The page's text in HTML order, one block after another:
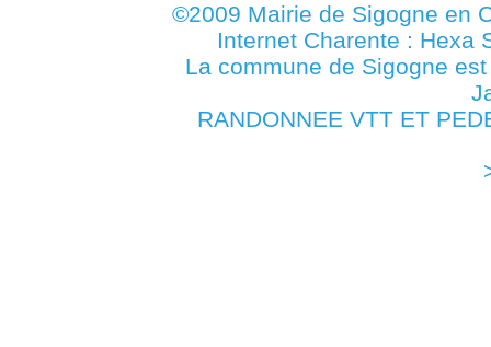
©2009 Mairie de Sigogne en
Internet Charente : Hexa
La commune de Sigogne
RANDONNEE VTT ET